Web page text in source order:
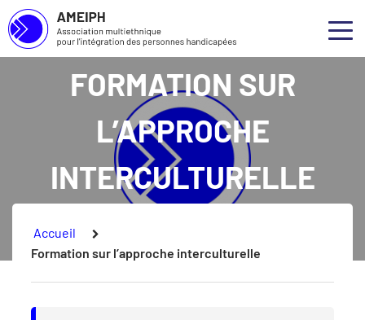
Skip to main content
Skip to footer
Association multiethnique pour l’intégration des personnes
Qui
FORMATION SUR
L’APPROCHE
INTERCULTURELLE
Vous êtes ici :
Accueil
Formation sur l’approche interculturelle